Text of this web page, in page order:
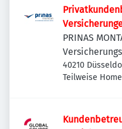
PRINAS
40210
Teilweise